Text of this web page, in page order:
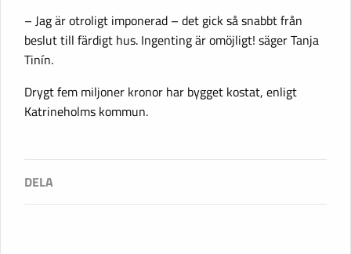
– Jag är otroligt imponerad – det gick så snabbt från
beslut till färdigt hus. Ingenting är omöjligt! säger Tanja
Tinín.
Drygt fem miljoner kronor har bygget kostat, enligt
Katrineholms kommun.